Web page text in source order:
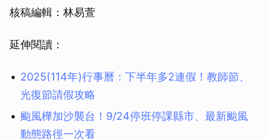
核稿編輯：林易萱
延伸閱讀：
2025(114年)行事曆：下半年多2連假！教師節、
光復節請假攻略
颱風樺加沙襲台！9/24停班停課縣市、最新颱風
動態路徑一次看